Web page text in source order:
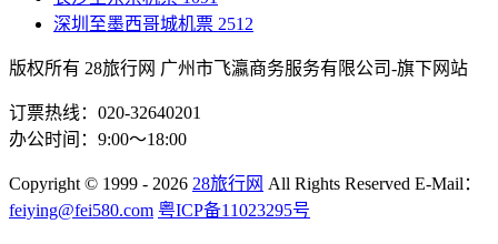
深圳至墨西哥城机票 2512
版权所有 28旅行网 广州市飞瀛商务服务有限公司-旗下网站
订票热线：020-32640201
办公时间：9:00～18:00
Copyright © 1999 - 2026 28旅行网 All Rights Reserved E-Mail：
feiying@fei580.com 粤ICP备11023295号